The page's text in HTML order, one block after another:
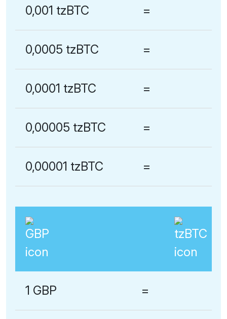
0,001 tzBTC =
0,0005 tzBTC =
0,0001 tzBTC =
0,00005 tzBTC =
0,00001 tzBTC =
1 GBP =